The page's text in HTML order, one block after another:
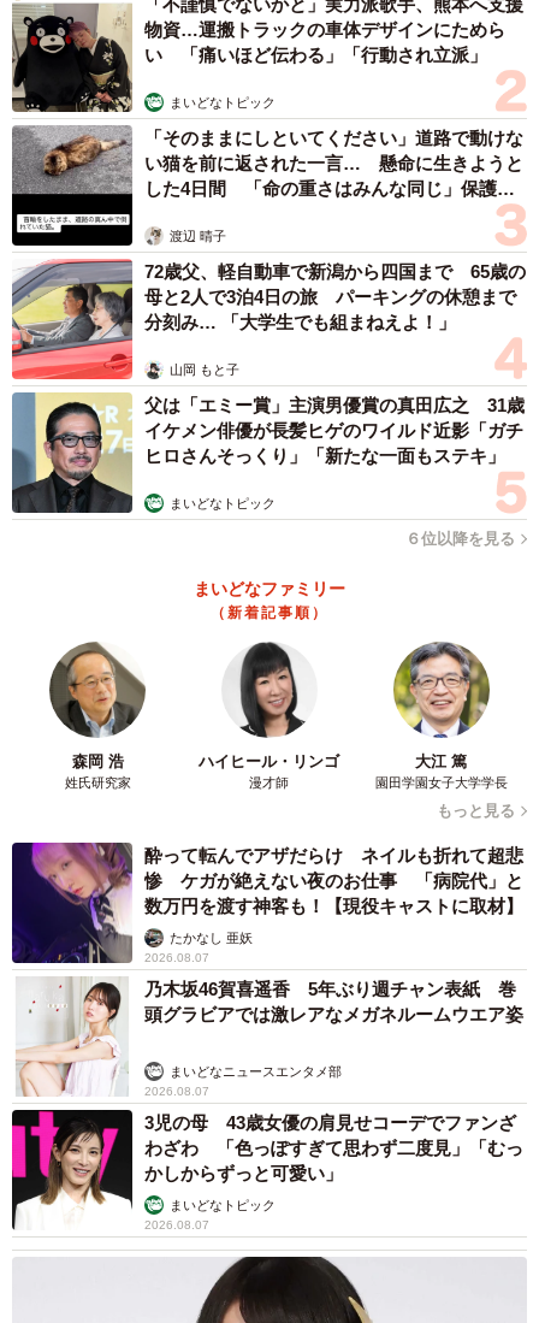
ッシュさせてくれる、自分を高めるためにゲームをやれば
自分を高めてくれる、力を誇示する道具に使えばそれがで
きる、現実から逃げるために使えば逃げ道を作ってくれ
る…良くも悪くもそういうものだと思っています。だから
こそゲームに向かい合う姿勢は大事だと私自身は常々感じ
ております。
私自身はゲームを楽しむためにゲームをしています。表現
が少し難しいですが、新しく出たゲームは何も考えなくて
も自分を楽しませてくれます。ですが暫くするとゲームが
自分を楽しませてくれる時期を過ぎてつまらなく感じるよ
うになります。これが所謂「飽き」というものです。そこ
から先は自分がゲームを楽しもうとしないと何も楽しくな
いんです。
逆に自分からそのゲームを楽しむ努力をすれば何度でも新
しい楽しみを見つけられる。そのことを知った時からゲー
ムは楽しもうとしなければ楽しくないと思いそういう姿勢
でゲームとは向かい合っています。
－－これまでのSNSの反響へのご感想をお聞かせくださ
ぷらいむ：これは私が四国でゲームイベントを開催してい
く中で体験したことを書いただけで、こんなにも沢山のい
いねやリツイートを頂けるとは思っていませんでした。驚
きの中で「ひょっとしてみんな言われたことあるのかな」
とも思いました。それほど共感して頂けたのなら嬉しいで
す。
実際に「ゲームが何の役に立つの？」と言われた時、それ
を私みたいに言い返す必要はないと思います。私はe-sports
開拓時代に周りの理解を得る必要があったので、短くわか
りやすい表現で、特に否定するつもりで聞いてくる人に対
して自分の考えを伝える方法が必要だったのです。もちろ
んそれを話したときにも「へぇ、そんなもんかねぇ」とい
うような納得してないような返事でしたが、聞かれた時は
こう返事するというのを事前に決めていたことでもありま
「不謹慎でないかと」実力派歌手、熊本へ支援
物資…運搬トラックの車体デザインにためら
い 「痛いほど伝わる」「行動され立派」
まいどなトピック
「そのままにしといてください」道路で動けな
い猫を前に返された一言… 懸命に生きようと
した4日間 「命の重さはみんな同じ」保護団
渡辺 晴子
72歳父、軽自動車で新潟から四国まで 65歳の
母と2人で3泊4日の旅 パーキングの休憩まで
分刻み… 「大学生でも組まねえよ！」
山岡 もと子
父は「エミー賞」主演男優賞の真田広之 31歳
イケメン俳優が長髪ヒゲのワイルド近影「ガチ
ヒロさんそっくり」「新たな一面もステキ」
まいどなトピック
６位以降を見る
まいどなファミリー
（新着記事順）
森岡 浩
姓氏研究家
ハイヒール・リンゴ
漫才師
大江 篤
園田学園女子大学学長
もっと見る
酔って転んでアザだらけ ネイルも折れて超悲
惨 ケガが絶えない夜のお仕事 「病院代」と
数万円を渡す神客も！【現役キャストに取材】
たかなし 亜妖
2026.08.07
乃木坂46賀喜遥香 5年ぶり週チャン表紙 巻
頭グラビアでは激レアなメガネルームウエア姿
まいどなニュースエンタメ部
2026.08.07
3児の母 43歳女優の肩見せコーデでファンざ
わざわ 「色っぽすぎて思わず二度見」「むっ
かしからずっと可愛い」
まいどなトピック
2026.08.07